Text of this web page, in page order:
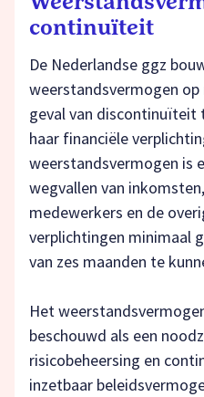
continuïteit
De Nederlandse ggz
weerstandsvermogen
geval van discontinuïteit
haar financiële
weerstandsvermogen is
wegvallen van
medewerkers en de
verplichtingen minimaal
van zes maanden te
Het
beschouwd als een
risicobeheersing en
inzetbaar